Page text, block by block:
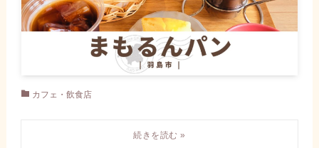
カフェ・飲食店